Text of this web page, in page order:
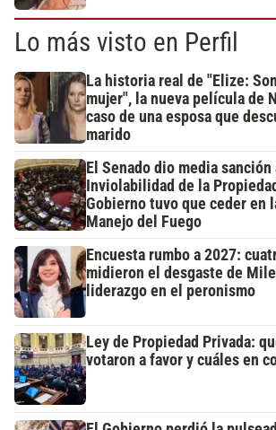
Lo más visto en Perfil
La historia real de "Elize:
mujer", la nueva película de
caso de una esposa que
marido
El Senado dio media sanción
Inviolabilidad de la
Gobierno tuvo que ceder en
Manejo del Fuego
Encuesta rumbo a 2027:
midieron el desgaste de
liderazgo en el peronismo
Ley de Propiedad Privada:
votaron a favor y cuáles en